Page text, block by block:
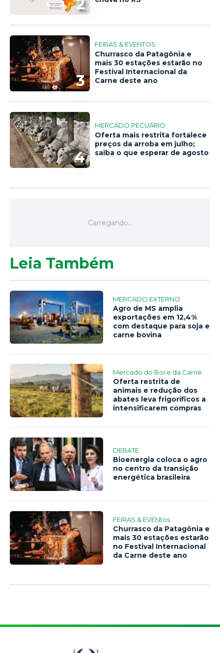
2
3
FEIRAS & EVENTOS
Churrasco da Patagônia e
mais 30 estações estarão no
Festival Internacional da
Carne deste ano
4
MERCADO PECUÁRIO
Oferta mais restrita fortalece
preços da arroba em julho;
saiba o que esperar de agosto
Leia Também
MERCADO EXTERNO
Agro de MS amplia
exportações em 12,4%
com destaque para soja e
carne bovina
Mercado do Boi e da Carne
Oferta restrita de
animais e redução dos
abates leva frigoríficos a
intensificarem compras
DEBATE
Bioenergia coloca o agro
no centro da transição
energética brasileira
FEIRAS & EVENtos
Churrasco da Patagônia e
mais 30 estações estarão
no Festival Internacional
da Carne deste ano